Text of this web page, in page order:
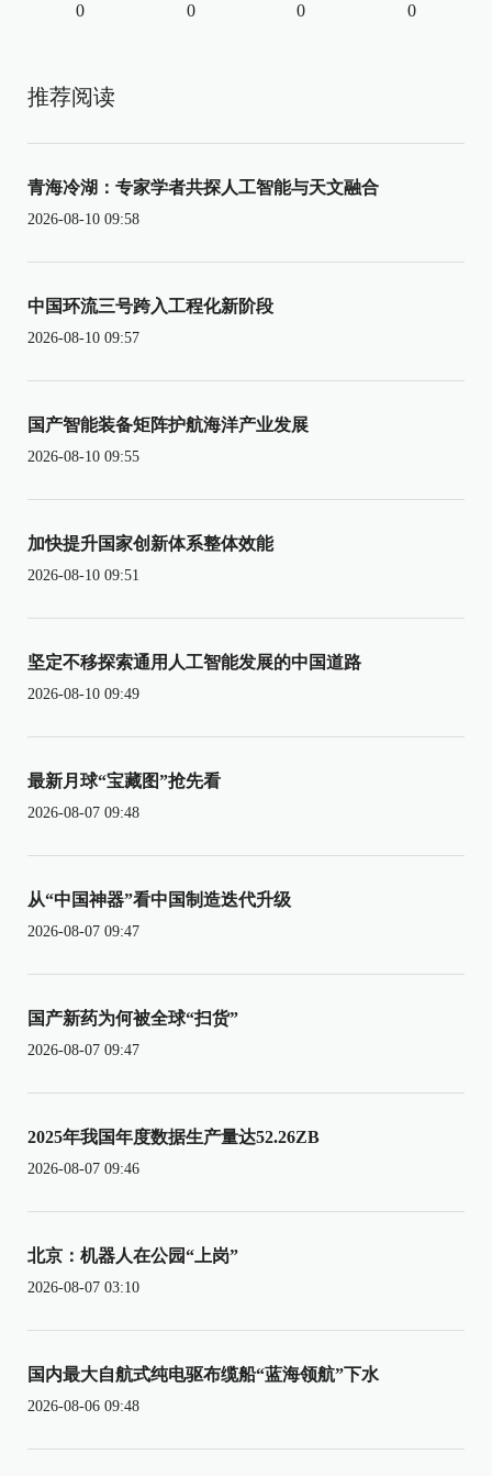
0 0 0 0
推荐阅读
青海冷湖：专家学者共探人工智能与天文融合
2026-08-10 09:58
中国环流三号跨入工程化新阶段
2026-08-10 09:57
国产智能装备矩阵护航海洋产业发展
2026-08-10 09:55
加快提升国家创新体系整体效能
2026-08-10 09:51
坚定不移探索通用人工智能发展的中国道路
2026-08-10 09:49
最新月球“宝藏图”抢先看
2026-08-07 09:48
从“中国神器”看中国制造迭代升级
2026-08-07 09:47
国产新药为何被全球“扫货”
2026-08-07 09:47
2025年我国年度数据生产量达52.26ZB
2026-08-07 09:46
北京：机器人在公园“上岗”
2026-08-07 03:10
国内最大自航式纯电驱布缆船“蓝海领航”下水
2026-08-06 09:48